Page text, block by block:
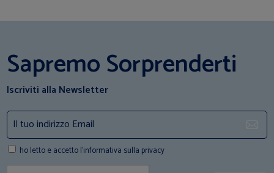
Sapremo Sorprenderti
Iscriviti alla Newsletter
ho letto e accetto l'informativa sulla privacy